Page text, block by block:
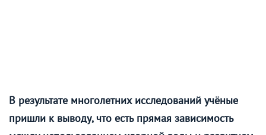
В результате многолетних исследований учёные
пришли к выводу, что есть прямая зависимость